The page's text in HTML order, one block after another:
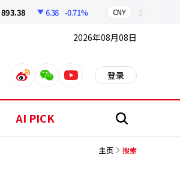
893.38 6.38 -0.71% CNY 209.17
2026年08月08日
weiboweixinyoutube 登录
AI PICK 搜
主页 搜索